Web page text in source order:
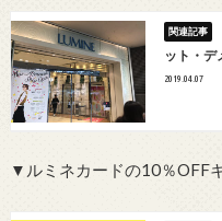
ット・デ
2019.04.07
▼ルミネカードの10％OFF